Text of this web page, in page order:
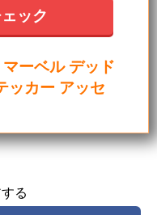
ック
ーベル デッド
ッカー アッセ
る